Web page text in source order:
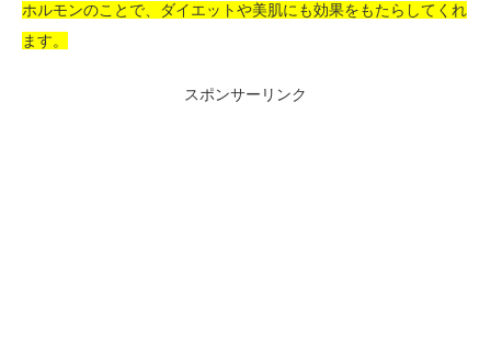
ホルモンのことで、ダイエットや美肌にも効果をもたらしてくれ
ます。
スポンサーリンク